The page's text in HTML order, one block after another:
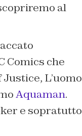
al
Comics che
Justice, L’uomo
Aquaman.
e sopratutto